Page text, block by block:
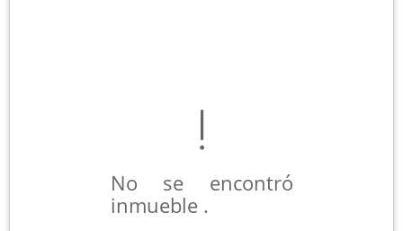
No se encontró
inmueble .